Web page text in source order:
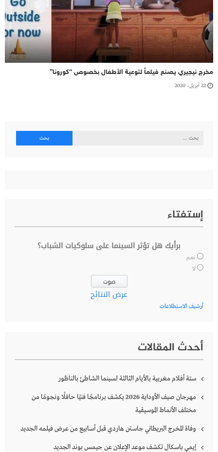
مخرج نيجيري يصنع فيلماً لتوعية الأطفال بخصوص “كورونا”
22 أبريل، 2020
البحث
إستفتاء
برأيك هل تؤثر السينما على سلوكيات الشباب؟
نعم
لا
عرض النتائج
أرشيف الاستطلاعات
أحدث المقالات
ستة أفلام مغربية بالأيام الثالثة لسينما الشاطئ بالناظور
مهرجان صيف الأوداية 2026 يكشف برنامجًا فنيًا حافلًا ونجومًا من
مختلف الأنماط الموسيقية
وفاة المخرج البريطاني جاستن هاردي قبل أسابيع من عرض فيلمه الجديد
إيمي باسكال تكشف موعد الإعلان عن جيمس بوند الجديد